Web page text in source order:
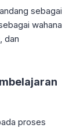
sebagai
wahana
dan
proses